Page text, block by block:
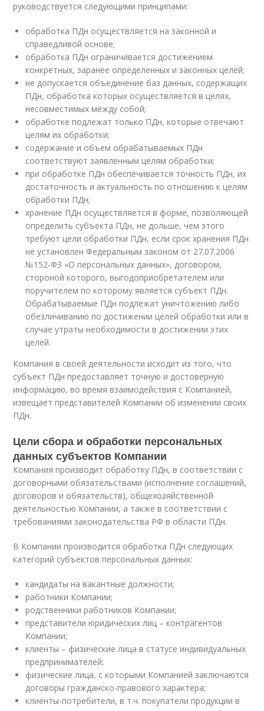
руководствуется следующими принципами:
обработка ПДн осуществляется на законной и
справедливой основе;
обработка ПДн ограничивается достижением
конкретных, заранее определенных и законных целей;
не допускается объединение баз данных, содержащих
ПДн, обработка которых осуществляется в целях,
несовместимых между собой;
обработке подлежат только ПДн, которые отвечают
целям их обработки;
содержание и объем обрабатываемых ПДн
соответствуют заявленным целям обработки;
при обработке ПДн обеспечивается точность ПДн, их
достаточность и актуальность по отношению к целям
обработки ПДн;
хранение ПДн осуществляется в форме, позволяющей
определить субъекта ПДн, не дольше, чем этого
требуют цели обработки ПДн, если срок хранения ПДн
не установлен Федеральным законом от 27.07.2006
№152-ФЗ «О персональных данных», договором,
стороной которого, выгодоприобретателем или
поручителем по которому является субъект ПДн.
Обрабатываемые ПДн подлежат уничтожению либо
обезличиванию по достижении целей обработки или в
случае утраты необходимости в достижении этих
целей.
Компания в своей деятельности исходит из того, что
субъект ПДн предоставляет точную и достоверную
информацию, во время взаимодействия с Компанией,
извещает представителей Компании об изменении своих
ПДн.
Цели сбора и обработки персональных
данных субъектов Компании
Компания производит обработку ПДн, в соответствии с
договорными обязательствами (исполнение соглашений,
договоров и обязательств), общехозяйственной
деятельностью Компании, а также в соответствии с
требованиями законодательства РФ в области ПДн.
В Компании производится обработка ПДн следующих
категорий субъектов персональных данных:
кандидаты на вакантные должности;
работники Компании;
родственники работников Компании;
представители юридических лиц – контрагентов
Компании;
клиенты – физические лица в статусе индивидуальных
предпринимателей;
физические лица, с которыми Компанией заключаются
договоры гражданско-правового характера;
клиенты-потребители, в т.ч. покупатели продукции в